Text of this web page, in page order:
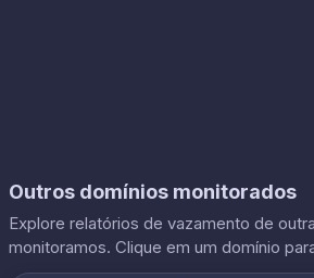
Outros domínios monitorados
Explore relatórios de vazamento de
monitoramos. Clique em um domínio